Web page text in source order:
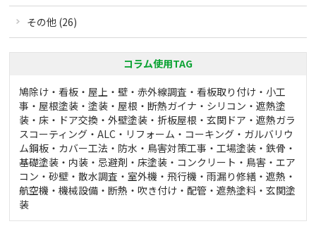
その他 (26)
コラム使用TAG
鳩除け ・ 看板 ・ 屋上 ・ 壁 ・ 赤外線調査 ・ 看板取り付け ・ 小工
事 ・ 屋根塗装 ・ 塗装 ・ 屋根 ・ 断熱ガイナ ・ シリコン ・ 遮熱塗
装 ・ 床 ・ ドア交換 ・ 外壁塗装 ・ 折板屋根 ・ 玄関ドア ・ 遮熱ガラ
スコーティング ・ ALC ・ リフォーム ・ コーキング ・ ガルバリウ
ム鋼板 ・ カバー工法 ・ 防水 ・ 鳥害対策工事 ・ 工場塗装 ・ 鉄骨 ・
基礎塗装 ・ 内装 ・ 忌避剤 ・ 床塗装 ・ コンクリート ・ 鳥害 ・ エア
コン ・ 砂壁 ・ 散水調査 ・ 室外機 ・ 飛行機 ・ 雨漏り修繕 ・ 遮熱 ・
航空機 ・ 機械設備 ・ 断熱 ・ 吹き付け ・ 配管 ・ 遮熱塗料 ・ 玄関塗
装